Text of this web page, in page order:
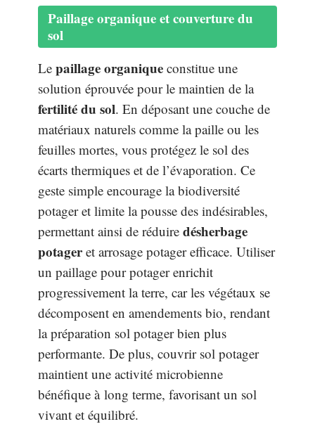
Paillage organique et couverture du
sol
Le paillage organique constitue une
solution éprouvée pour le maintien de la
fertilité du sol. En déposant une couche de
matériaux naturels comme la paille ou les
feuilles mortes, vous protégez le sol des
écarts thermiques et de l’évaporation. Ce
geste simple encourage la biodiversité
potager et limite la pousse des indésirables,
permettant ainsi de réduire désherbage
potageret arrosage potager efficace. Utiliser
un paillage pour potager enrichit
progressivement la terre, car les végétaux se
décomposent en amendements bio, rendant
la préparation sol potager bien plus
performante. De plus, couvrir sol potager
maintient une activité microbienne
bénéfique à long terme, favorisant un sol
vivant et équilibré.